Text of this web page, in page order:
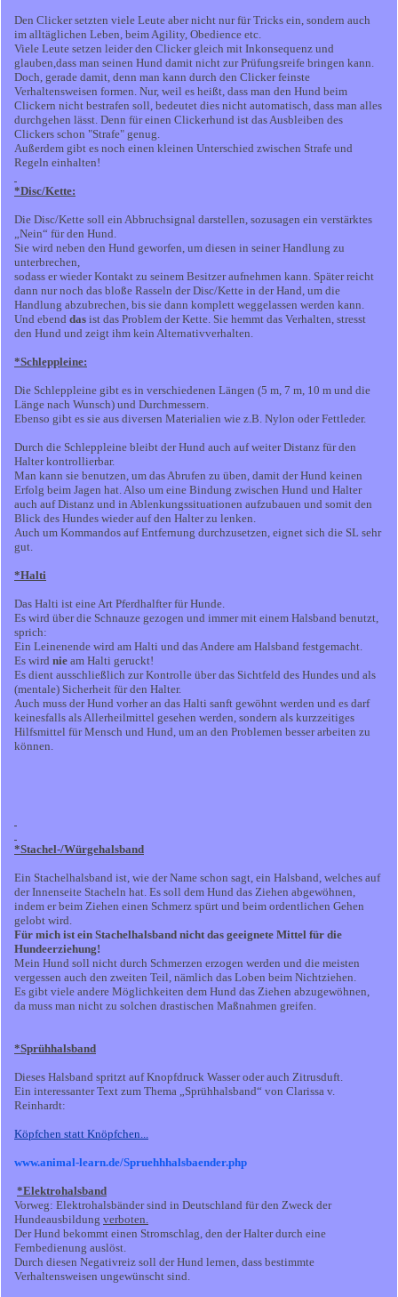
Den Clicker setzten viele Leute aber nicht nur für Tricks ein, sondern auch
im alltäglichen Leben, beim Agility, Obedience etc.
Viele Leute setzen leider den Clicker gleich mit Inkonsequenz und
glauben,dass man seinen Hund damit nicht zur Prüfungsreife bringen kann.
Doch, gerade damit, denn man kann durch den Clicker feinste
Verhaltensweisen formen. Nur, weil es heißt, dass man den Hund beim
Clickern nicht bestrafen soll, bedeutet dies nicht automatisch, dass man alles
durchgehen lässt. Denn für einen Clickerhund ist das Ausbleiben des
Clickers schon "Strafe" genug.
Außerdem gibt es noch einen kleinen Unterschied zwischen Strafe und
Regeln einhalten!
*Disc/Kette:
Die Disc/Kette soll ein Abbruchsignal darstellen, sozusagen ein verstärktes
„Nein“ für den Hund.
Sie wird neben den Hund geworfen, um diesen in seiner Handlung zu
unterbrechen,
sodass er wieder Kontakt zu seinem Besitzer aufnehmen kann. Später reicht
dann nur noch das bloße Rasseln der Disc/Kette in der Hand, um die
Handlung abzubrechen, bis sie dann komplett weggelassen werden kann.
Und ebend das ist das Problem der Kette. Sie hemmt das Verhalten, stresst
den Hund und zeigt ihm kein Alternativverhalten.
*Schleppleine:
Die Schleppleine gibt es in verschiedenen Längen (5 m, 7 m, 10 m und die
Länge nach Wunsch) und Durchmessern.
Ebenso gibt es sie aus diversen Materialien wie z.B. Nylon oder Fettleder.
Durch die Schleppleine bleibt der Hund auch auf weiter Distanz für den
Halter kontrollierbar.
Man kann sie benutzen, um das Abrufen zu üben, damit der Hund keinen
Erfolg beim Jagen hat. Also um eine Bindung zwischen Hund und Halter
auch auf Distanz und in Ablenkungssituationen aufzubauen und somit den
Blick des Hundes wieder auf den Halter zu lenken.
Auch um Kommandos auf Entfernung durchzusetzen, eignet sich die SL sehr
gut.
*Halti
Das Halti ist eine Art Pferdhalfter für Hunde.
Es wird über die Schnauze gezogen und immer mit einem Halsband benutzt,
sprich:
Ein Leinenende wird am Halti und das Andere am Halsband festgemacht.
Es wird nie am Halti geruckt!
Es dient ausschließlich zur Kontrolle über das Sichtfeld des Hundes und als
(mentale) Sicherheit für den Halter.
Auch muss der Hund vorher an das Halti sanft gewöhnt werden und es darf
keinesfalls als Allerheilmittel gesehen werden, sondern als kurzzeitiges
Hilfsmittel für Mensch und Hund, um an den Problemen besser arbeiten zu
können.
*Stachel-/Würgehalsband
Ein Stachelhalsband ist, wie der Name schon sagt, ein Halsband, welches auf
der Innenseite Stacheln hat. Es soll dem Hund das Ziehen abgewöhnen,
indem er beim Ziehen einen Schmerz spürt und beim ordentlichen Gehen
gelobt wird.
Für mich ist ein Stachelhalsband nicht das geeignete Mittel für die
Hundeerziehung!
Mein Hund soll nicht durch Schmerzen erzogen werden und die meisten
vergessen auch den zweiten Teil, nämlich das Loben beim Nichtziehen.
Es gibt viele andere Möglichkeiten dem Hund das Ziehen abzugewöhnen,
da muss man nicht zu solchen drastischen Maßnahmen greifen.
*Sprühhalsband
Dieses Halsband spritzt auf Knopfdruck Wasser oder auch Zitrusduft.
Ein interessanter Text zum Thema „Sprühhalsband“ von Clarissa v.
Reinhardt:
Köpfchen statt Knöpfchen...
www.animal-learn.de/Spruehhhalsbaender.php
*Elektrohalsband
Vorweg: Elektrohalsbänder sind in Deutschland für den Zweck der
Hundeausbildung verboten.
Der Hund bekommt einen Stromschlag, den der Halter durch eine
Fernbedienung auslöst.
Durch diesen Negativreiz soll der Hund lernen, dass bestimmte
Verhaltensweisen ungewünscht sind.